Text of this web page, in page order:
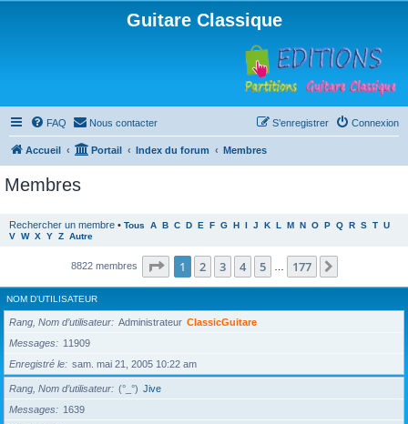
Guitare Classique
FAQ Nous contacter Connexion
S’enregistrer
Accueil Portail Index du forum Membres
Membres
Rechercher un membre • Tous A B C D E F G H I J K L M N O P Q R S T U
V W X Y Z Autre
8822 membres Page 1sur177
1 2 3 4 5 177
NOM D’UTILISATEUR
Rang, Nom d’utilisateur Administrateur ClassicGuitare
Messages
11909
Enregistré le
sam. mai 21, 2005 10:22 am
Rang, Nom d’utilisateur (°_°) Jive
Messages
1639